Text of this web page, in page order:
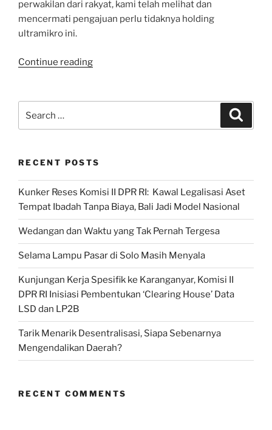
perwakilan dari rakyat, kami telah melihat dan
mencermati pengajuan perlu tidaknya holding
ultramikro ini.
Continue reading“BRI
2022:
RI
Kawal
Holding
BUMN
Keuangan
Ultra
Mikro”
RECENT POSTS
Kunker Reses Komisi II DPR RI: Kawal Legalisasi Aset
Tempat Ibadah Tanpa Biaya, Bali Jadi Model Nasional
Wedangan dan Waktu yang Tak Pernah Tergesa
Selama Lampu Pasar di Solo Masih Menyala
Kunjungan Kerja Spesifik ke Karanganyar, Komisi II
DPR RI Inisiasi Pembentukan ‘Clearing House’ Data
LSD dan LP2B
Tarik Menarik Desentralisasi, Siapa Sebenarnya
Mengendalikan Daerah?
RECENT COMMENTS